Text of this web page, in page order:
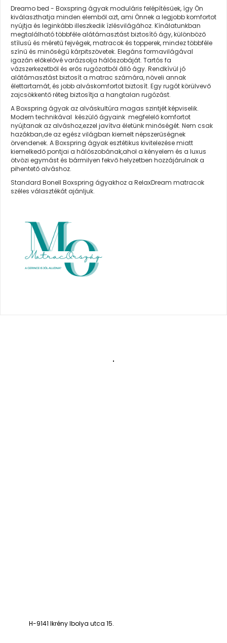
Dreamo bed - Boxspring ágyak moduláris felépítésűek, így Ön
kiválaszthatja minden elemből azt, ami Önnek a legjobb komfortot
nyújtja és leginkább illeszkedik ízlésvilágához. Kínálatunkban
megtalálható többféle alátámasztást biztosító ágy, különböző
stílusú és méretű fejvégek, matracok és topperek, mindez többféle
színű és minőségű kárpitszövetek. Elegáns formavilágával
igazán előkelővé varázsolja hálószobáját. Tartós fa
vázszerkezetből és erős rugózatból álló ágy. Rendkívül jó
alátámasztást biztosít a matrac számára, növeli annak
élettartamát, és jobb alváskomfortot biztosít. Egy rugót körülvevő
zajcsökkentő réteg biztosítja a hangtalan rugózást.
A Boxspring ágyak az alváskultúra magas szintjét képviselik.
Modern technikával készülő ágyaink megfelelő komfortot
nyújtanak az alváshoz,ezzel javítva életünk minőségét. Nem csak
hazákban,de az egész világban kiemelt népszerűségnek
örvendenek. A Boxspring ágyak esztétikus kivitelezése miatt
kiemelkedő pontjai a hálószobának,ahol a kényelem és a luxus
ötvözi egymást és bármilyen fekvő helyzetben hozzájárulnak a
pihentető alváshoz.
Standard Bonell Boxspring ágyakhoz a RelaxDream matracok
széles választékát ajánljuk.
.
H-9141 Ikrény Ibolya utca 15.